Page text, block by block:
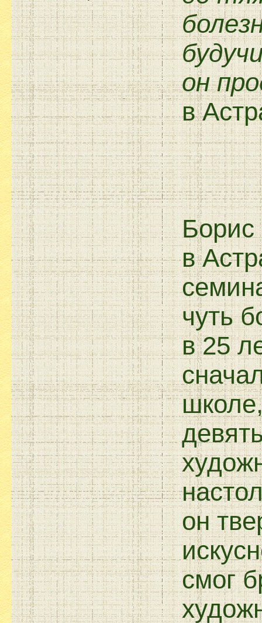
он
в
Борис
в
чуть
в 25
он
смог